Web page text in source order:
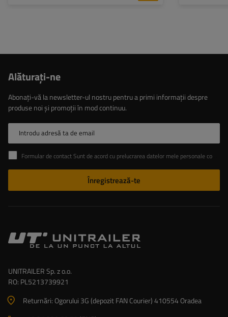
Alăturaţi-ne
Abonați-vă la newsletter-ul nostru pentru a primi informații despre
produse noi și promoții în mod continuu.
Introdu adresă ta de email
Formular de contact Sunt de acord cu prelucrarea datelor mele personale conținute în formularul de contact în conformitate cu Regulamentul Parlamentului European și al Consiliului (UE)
Înregistrează-te
UNITRAILER Sp. z o.o.
RO: PL5213739921
Returnări: Ogorului 3G (depozit FAN Courier) 410554 Oradea